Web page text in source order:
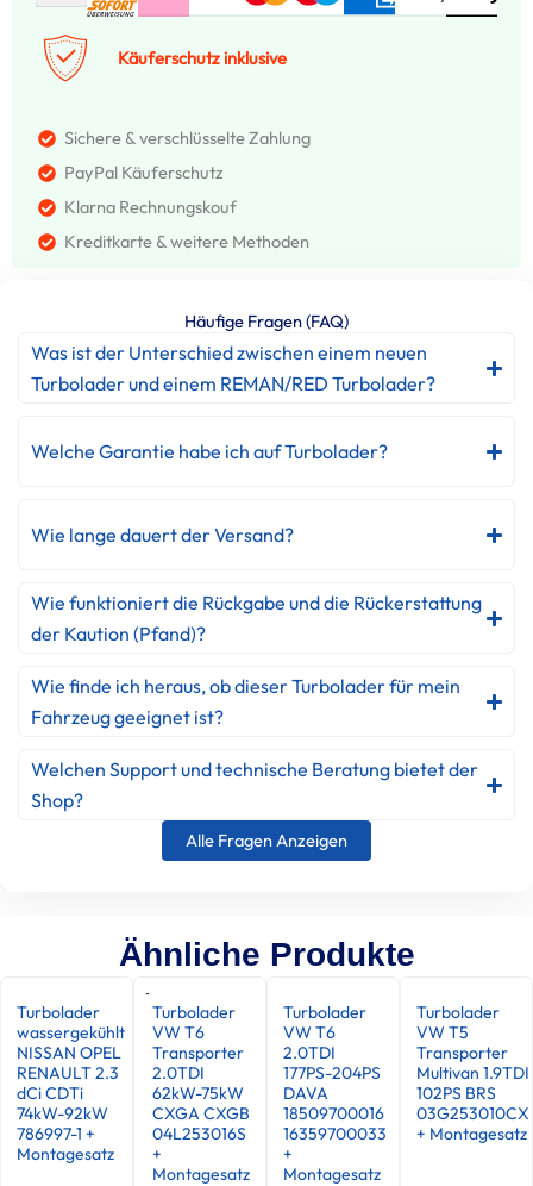
Käuferschutz inklusive
Sichere & verschlüsselte Zahlung
PayPal Käuferschutz
Klarna Rechnungskouf
Kreditkarte & weitere Methoden
Häufige Fragen (FAQ)
Was ist der Unterschied zwischen einem neuen
Turbolader und einem REMAN/RED Turbolader?
Welche Garantie habe ich auf Turbolader?
Wie lange dauert der Versand?
Wie funktioniert die Rückgabe und die Rückerstattung
der Kaution (Pfand)?
Wie finde ich heraus, ob dieser Turbolader für mein
Fahrzeug geeignet ist?
Welchen Support und technische Beratung bietet der
Shop?
Alle Fragen Anzeigen
Ähnliche Produkte
Turbolader
wassergekühlt
NISSAN OPEL
RENAULT 2.3
dCi CDTi
74kW-92kW
786997-1 +
Montagesatz
Turbolader
VW T6
Transporter
2.0TDI
62kW-75kW
CXGA CXGB
04L253016S
+
Montagesatz
Turbolader
VW T6
2.0TDI
177PS-204PS
DAVA
18509700016
16359700033
+
Montagesatz
Turbolader
VW T5
Transporter
Multivan 1.9TDI
102PS BRS
03G253010CX
+ Montagesatz